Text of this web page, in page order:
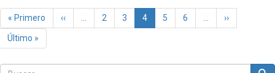
Paginación
Primera
página
« Primero
Página
anterior
‹‹ Page
2 Page
3
Página
actual
4 Page
5 Page
6
Siguiente
página
››
Última
página
Último »
Buscar